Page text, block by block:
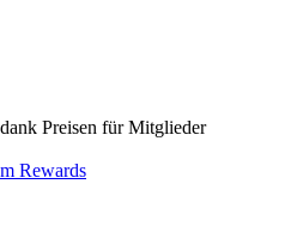
Preisen für Mitglieder
Rewards